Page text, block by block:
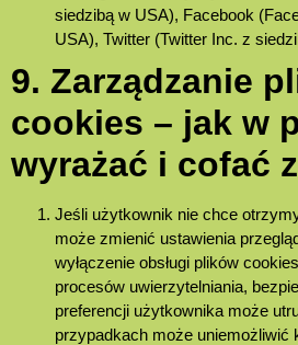
siedzibą w USA), Facebook
USA), Twitter (Twitter Inc. z
9. Zarządzanie
cookies – jak w
wyrażać i cofać
Jeśli użytkownik nie chce
może zmienić ustawienia
wyłączenie obsługi plików
procesów uwierzytelniania,
preferencji użytkownika może
przypadkach może uniemożliwić